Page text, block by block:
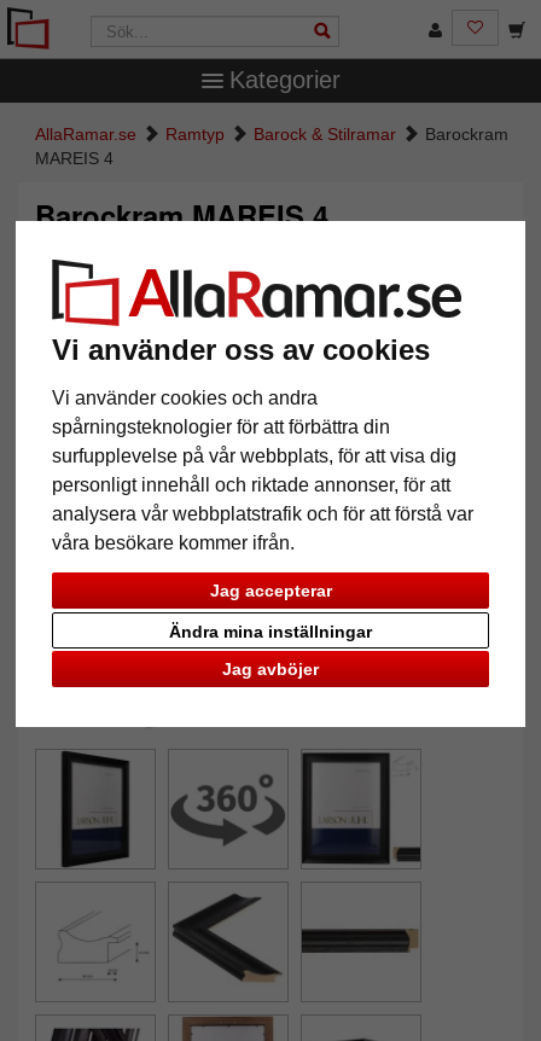
Vi använder oss av cookies
Vi använder cookies och andra
spårningsteknologier för att förbättra din
surfupplevelse på vår webbplats, för att visa dig
personligt innehåll och riktade annonser, för att
analysera vår webbplatstrafik och för att förstå var
våra besökare kommer ifrån.
Jag accepterar
Jag avböjer
Ändra mina inställningar
Kategorier
AllaRamar.se Ramtyp Barock & Stilramar
Barockram
MAREIS 4
Barockram MAREIS 4
Tillbaka